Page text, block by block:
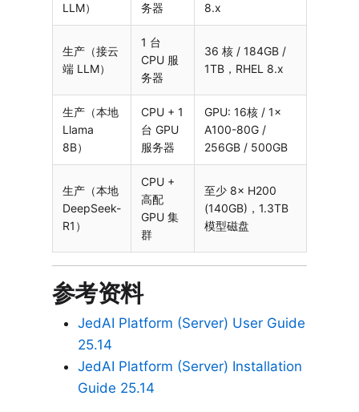
LLM）
务器
8.x
生产（接云
端 LLM）
1 台
CPU 服
务器
36 核 / 184GB /
1TB，RHEL 8.x
生产（本地
Llama
8B）
CPU + 1
台 GPU
服务器
GPU: 16核 / 1×
A100-80G /
256GB / 500GB
生产（本地
DeepSeek-
R1）
CPU +
高配
GPU 集
群
至少 8× H200
(140GB)，1.3TB
模型磁盘
参考资料
JedAI Platform (Server) User Guide
25.14
JedAI Platform (Server) Installation
Guide 25.14